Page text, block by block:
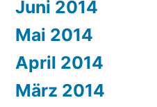
Juni 2014
Mai 2014
April 2014
März 2014